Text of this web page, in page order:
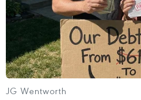
Trump đã theo đuổi
chiến" với mọi hành
Mỹ" từ các đối tác
JG Wentworth